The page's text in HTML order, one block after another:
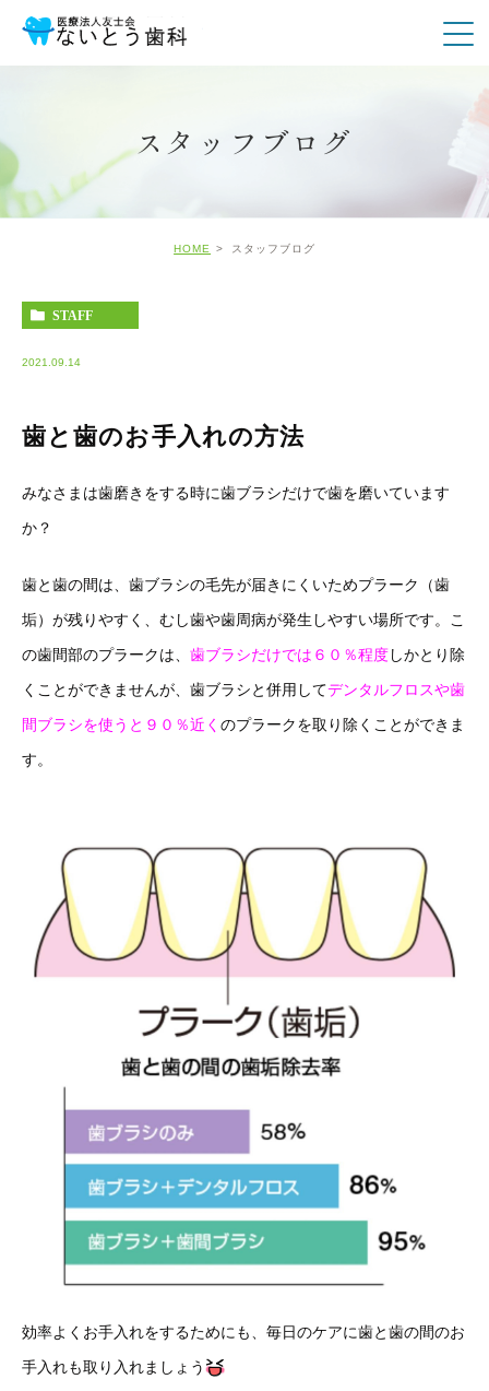
スタッフブログ
HOME スタッフブログ
STAFF
2021.09.14
歯と歯のお手入れの方法
みなさまは歯磨きをする時に歯ブラシだけで歯を磨いています
か？
歯と歯の間は、歯ブラシの毛先が届きにくいためプラーク（歯
垢）が残りやすく、むし歯や歯周病が発生しやすい場所です。こ
の歯間部のプラークは、 歯ブラシだけでは６０％程度しかとり除
くことができませんが、歯ブラシと併用してデンタルフロスや歯
間ブラシを使うと９０％近く のプラークを取り除くことができま
す。
効率よくお手入れをするためにも、毎日のケアに歯と歯の間のお
手入れも取り入れましょう